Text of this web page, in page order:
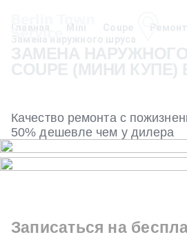
Главная Mini Coupe
Замена наружного шруса
ЗАМЕНА
COUPE (МИНИ
Качество ремонта с
50% дешевле чем у дилера
Записаться на